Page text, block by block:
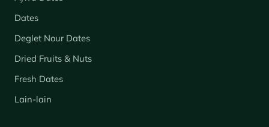
Dates
Deglet Nour Dates
Dried Fruits & Nuts
Fresh Dates
Lain-lain